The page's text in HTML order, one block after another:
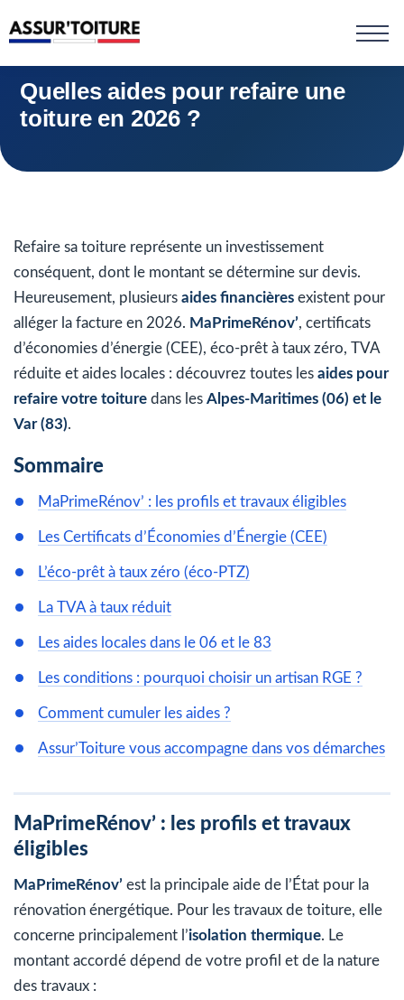
Quelles aides pour refaire une
toiture en 2026 ?
Refaire sa toiture représente un investissement
conséquent, dont le montant se détermine sur devis.
Heureusement, plusieurs aides financières existent pour
alléger la facture en 2026. MaPrimeRénov’, certificats
d’économies d’énergie (CEE), éco-prêt à taux zéro, TVA
réduite et aides locales : découvrez toutes les aides pour
refaire votre toiture dans les Alpes-Maritimes (06) et le
Var (83).
Sommaire
MaPrimeRénov’ : les profils et travaux éligibles
Les Certificats d’Économies d’Énergie (CEE)
L’éco-prêt à taux zéro (éco-PTZ)
La TVA à taux réduit
Les aides locales dans le 06 et le 83
Les conditions : pourquoi choisir un artisan RGE ?
Comment cumuler les aides ?
Assur’Toiture vous accompagne dans vos démarches
MaPrimeRénov’ : les profils et travaux
éligibles
MaPrimeRénov’ est la principale aide de l’État pour la
rénovation énergétique. Pour les travaux de toiture, elle
concerne principalement l’isolation thermique. Le
montant accordé dépend de votre profil et de la nature
des travaux :